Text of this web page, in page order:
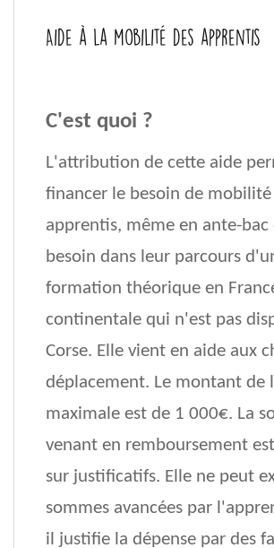
Aide à la mobilité des apprentis
C'est quoi ?
L'attribution de cette aide
financer le besoin de mobilité
apprentis, même en ante-
besoin dans leur parcours
formation théorique en
continentale qui n'est pas
Corse. Elle vient en aide aux
déplacement. Le montant de
maximale est de 1 000€. La
venant en remboursement
sur justificatifs. Elle ne peut
sommes avancées par
il justifie la dépense par des